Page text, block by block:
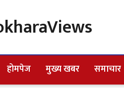
होमपेज मुख्य खबर समाचार